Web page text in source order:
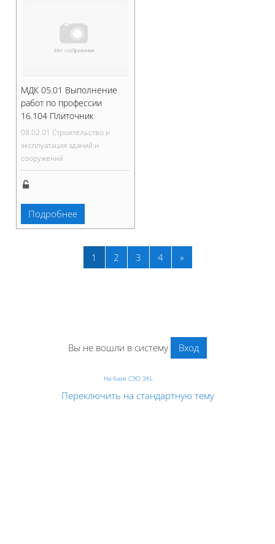
МДК 05.01 Выполнение
работ по профессии
16.104 Плиточник
08.02.01 Строительство и
эксплуатация зданий и
сооружений
Подробнее
1 Страница 1
2 Страница 2
3Страница 3
4Страница 4
»Следующая
Вы не вошли в систему Вход
На базе СЭО 3KL
Переключить на стандартную тему